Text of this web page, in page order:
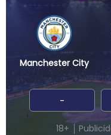
Manchester City
-
18+